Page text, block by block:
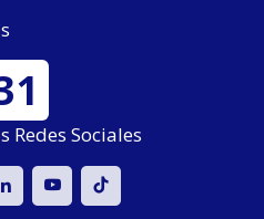
Redes Sociales